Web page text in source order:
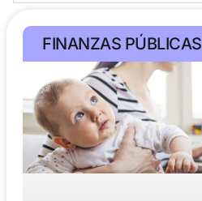
FINANZAS PÚBLICAS